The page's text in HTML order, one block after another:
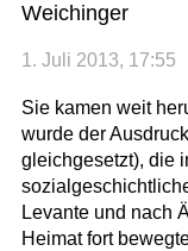
Weichinger
1. Juli 2013, 17:55
Sie kamen weit
wurde der
gleichgesetzt), die
Levante und nach
Heimat fort